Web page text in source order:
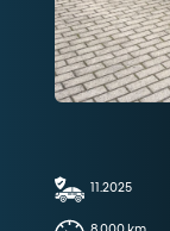
11.2025